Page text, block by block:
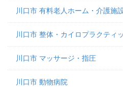
川口市 有料老人ホーム・介護施
川口市 整体・カイロプラクティ
川口市 マッサージ・指圧
川口市 動物病院